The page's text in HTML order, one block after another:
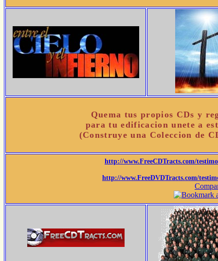
Quema tus propios CDs y
para tu edificacion unete a
(Construye una Coleccion de
http://www.FreeCDTracts.com/
http://www.FreeDVDTracts.com/